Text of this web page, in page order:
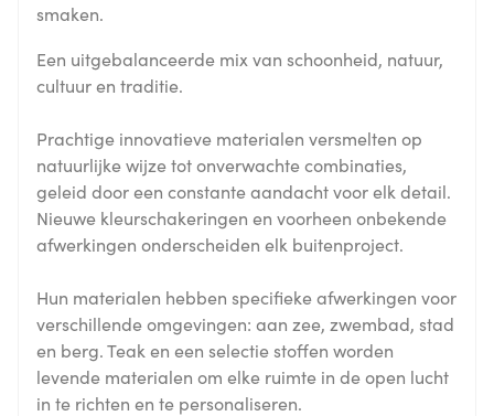
smaken.
Een uitgebalanceerde mix van schoonheid, natuur,
cultuur en traditie.
Prachtige innovatieve materialen versmelten op
natuurlijke wijze tot onverwachte combinaties,
geleid door een constante aandacht voor elk detail.
Nieuwe kleurschakeringen en voorheen onbekende
afwerkingen onderscheiden elk buitenproject.
Hun materialen hebben specifieke afwerkingen voor
verschillende omgevingen: aan zee, zwembad, stad
en berg. Teak en een selectie stoffen worden
levende materialen om elke ruimte in de open lucht
in te richten en te personaliseren.